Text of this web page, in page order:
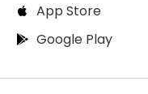
App Store
Google Play